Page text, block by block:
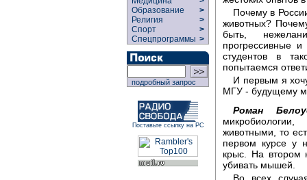
Образование
>
Религия
>
Спорт
>
Спецпрограммы >
подробный запрос
Поставьте ссылку на РС
Почему в
животных?
быть,
прогрессивные
студентов в
попытаемся
И первым я
МГУ - будущему
Роман
животными, то
первом курсе у
крыс. На втором
убивать мышей.
Во всех